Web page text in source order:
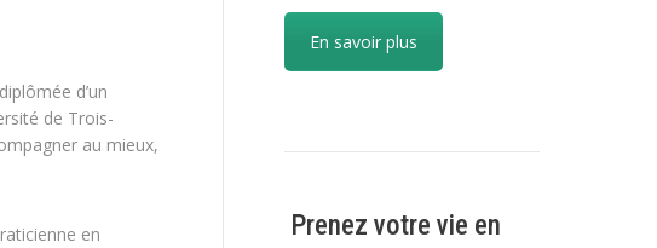
d’un
de Trois-
au mieux,
en
En savoir plus
Prenez votre vie en